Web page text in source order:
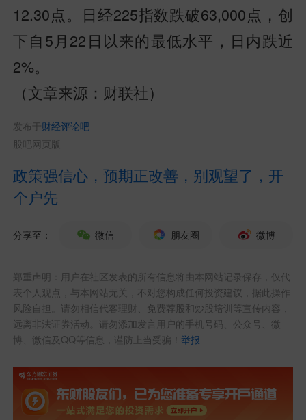
12.30点。日经225指数跌破63,000点，创
下自5月22日以来的最低水平，日内跌近
2%。
（文章来源：财联社）
发布于 财经评论吧
股吧网页版
政策强信心，预期正改善，别观望了，开
个户先
分享至： 微信 朋友圈 微博
郑重声明：用户在社区发表的所有信息将由本网站记录保存，仅代
表个人观点，与本网站无关，不对您构成任何投资建议，据此操作
风险自担。请勿相信代客理财、免费荐股和炒股培训等宣传内容，
远离非法证券活动。请勿添加发言用户的手机号码、公众号、微
博、微信及QQ等信息，谨防上当受骗！举报